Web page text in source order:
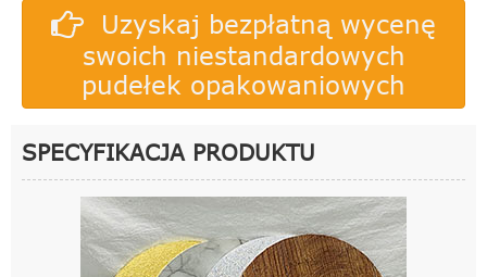
Uzyskaj bezpłatną wycenę
swoich niestandardowych
pudełek opakowaniowych
SPECYFIKACJA PRODUKTU